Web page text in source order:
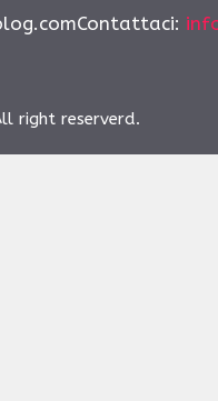
:
right reserverd.